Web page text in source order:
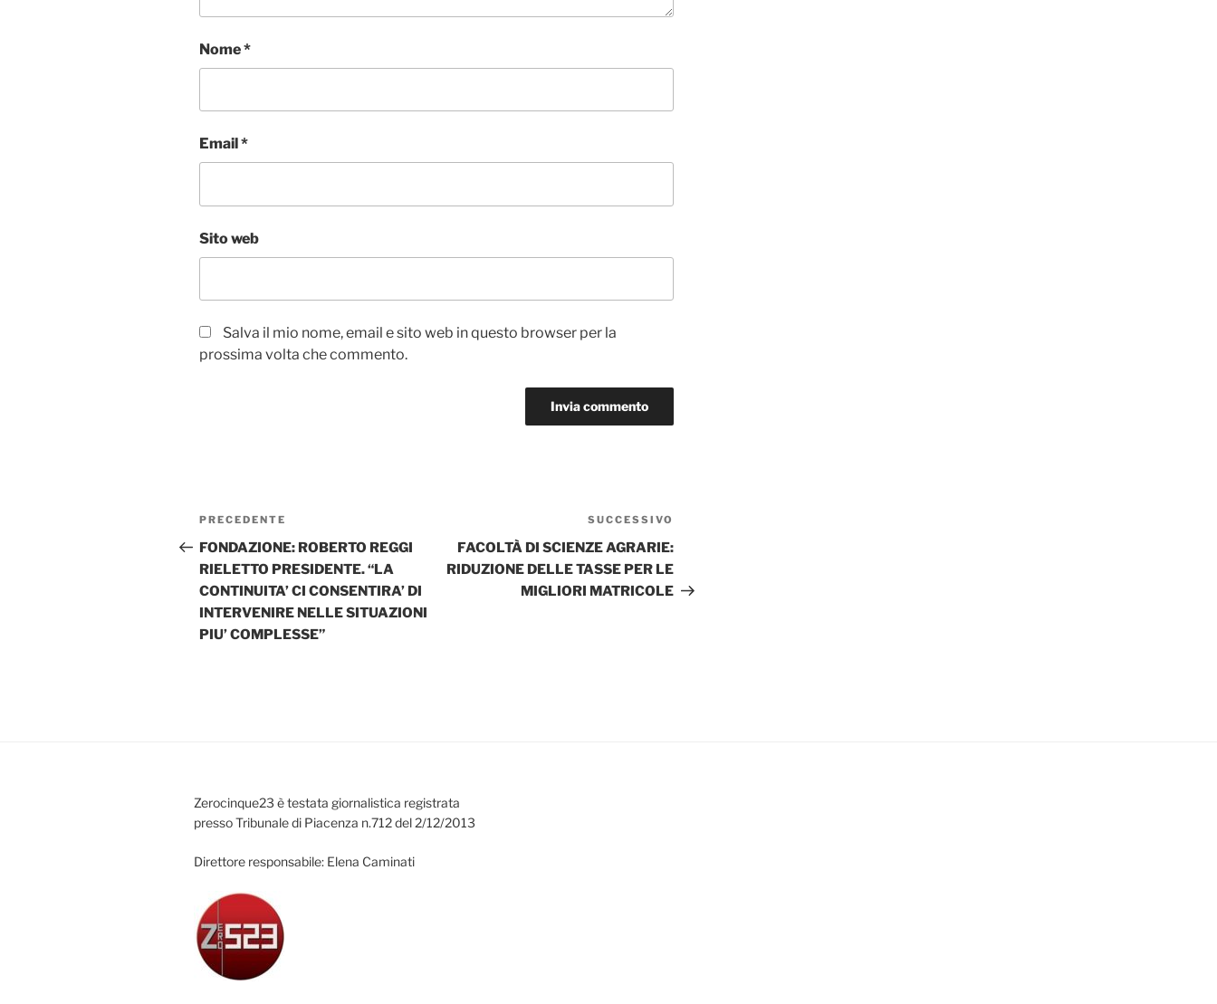
Nome*
Email *
Sito web
Salva il mio nome, email e sito web in questo browser per la
prossima volta che commento.
Navigazione
articoli
Articolo
precedente:
PRECEDENTE
FONDAZIONE: ROBERTO REGGI
RIELETTO PRESIDENTE. “LA
CONTINUITA’ CI CONSENTIRA’ DI
INTERVENIRE NELLE SITUAZIONI
PIU’ COMPLESSE”
successivo
SUCCESSIVO
FACOLTÀ DI SCIENZE AGRARIE:
RIDUZIONE DELLE TASSE PER LE
MIGLIORI MATRICOLE
Zerocinque23 è testata giornalistica registrata
presso Tribunale di Piacenza n.712 del 2/12/2013
Direttore responsabile: Elena Caminati